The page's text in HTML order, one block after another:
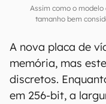
Assim como o modelo
tamanho bem
A nova placa de
memória, mas
discretos.
em 256-bit, a